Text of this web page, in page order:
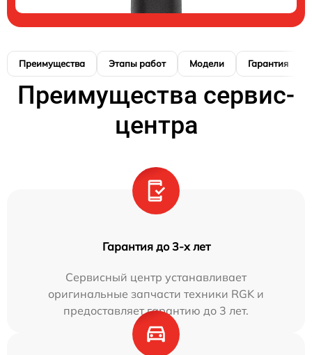
Преимущества Этапы работ Модели Гарантия
Преимущества сервис-
центра
Гарантия до 3-х лет
Сервисный центр устанавливает
оригинальные запчасти техники RGK и
предоставляет гарантию до 3 лет.